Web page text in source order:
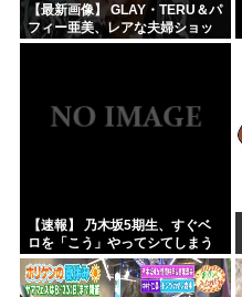
【最新画像】 GLAY・TERU＆パ
フィー亜美、レアな夫婦ショッ
トを公開してしまう！
【速報】 乃木坂5期生、すぐベ
ロを「こう」やってシてしまう
ｗｗｗｗｗｗ